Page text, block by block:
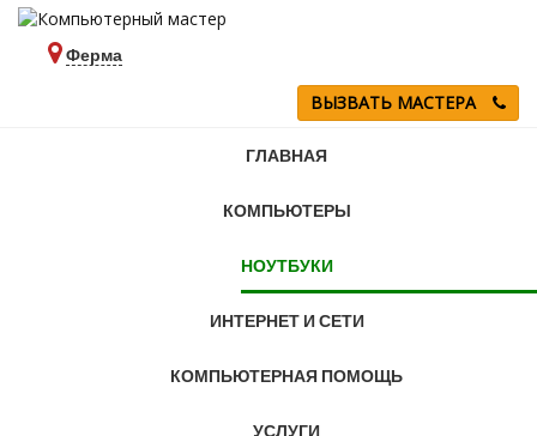
Ферма
ВЫЗВАТЬ МАСТЕРА
ГЛАВНАЯ
КОМПЬЮТЕРЫ
НОУТБУКИ
ИНТЕРНЕТ И СЕТИ
КОМПЬЮТЕРНАЯ ПОМОЩЬ
УСЛУГИ